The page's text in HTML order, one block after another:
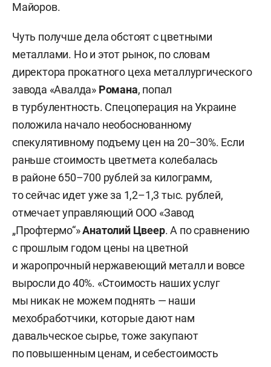
Майоров.
Чуть получше дела обстоят с цветными
металлами. Но и этот рынок, по словам
директора прокатного цеха металлургического
завода «Авалда» Романа, попал
в турбулентность. Спецоперация на Украине
положила начало необоснованному
спекулятивному подъему цен на 20–30%. Если
раньше стоимость цветмета колебалась
в районе 650–700 рублей за килограмм,
то сейчас идет уже за 1,2–1,3 тыс. рублей,
отмечает управляющий ООО «Завод
„Профтермо“»Анатолий Цвеер. А по сравнению
с прошлым годом цены на цветной
и жаропрочный нержавеющий металл и вовсе
выросли до 40%. «Стоимость наших услуг
мы никак не можем поднять — наши
мехобработчики, которые дают нам
давальческое сырье, тоже закупают
по повышенным ценам, и себестоимость